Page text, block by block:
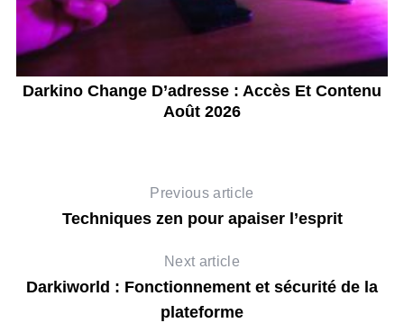
Darkino Change D’adresse : Accès Et Contenu
Août 2026
Previous article
Techniques zen pour apaiser l’esprit
Next article
Darkiworld : Fonctionnement et sécurité de la
plateforme